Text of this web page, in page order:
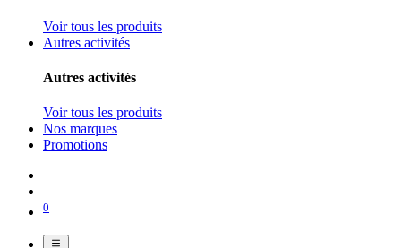
Voir tous les produits
Autres activités
Autres activités
Voir tous les produits
Nos marques
Promotions
0